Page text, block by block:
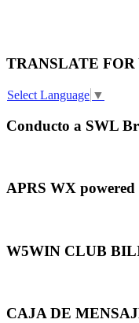
TRANSLATE FOR
Select Language ▼
Conducto a SWL
APRS WX
W5WIN CLUB
CAJA DE